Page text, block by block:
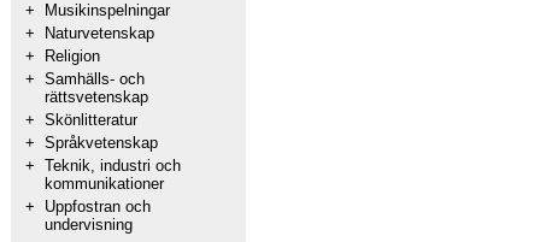
+
Musikinspelningar
+
Naturvetenskap
+
Religion
+ Samhälls- och
rättsvetenskap
+ Skönlitteratur
+ Språkvetenskap
+ Teknik, industri och
kommunikationer
+
Uppfostran och
undervisning